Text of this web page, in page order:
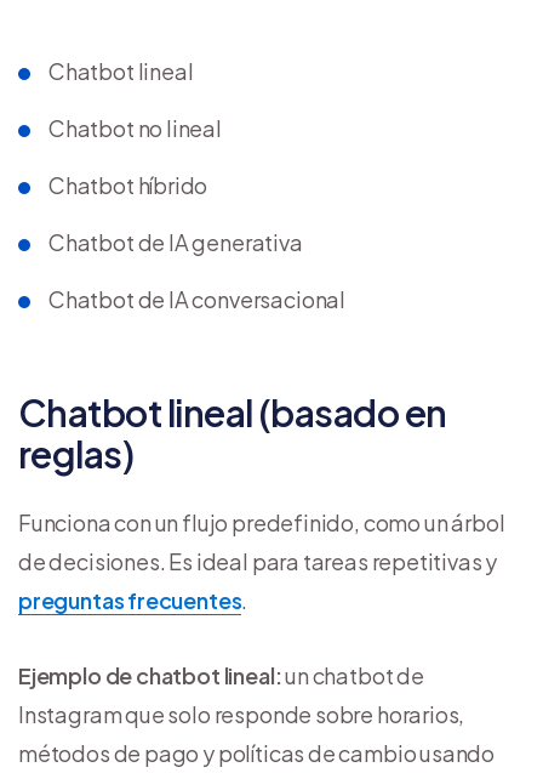
Chatbot lineal
Chatbot no lineal
Chatbot híbrido
Chatbot de IA generativa
Chatbot de IA conversacional
Chatbot lineal (basado en
reglas)
Funciona con un flujo predefinido, como un árbol
de decisiones. Es ideal para tareas repetitivas y
preguntas frecuentes.
Ejemplo de chatbot lineal:un chatbot de
Instagram que solo responde sobre horarios,
métodos de pago y políticas de cambio usando